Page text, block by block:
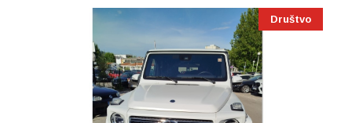
Društvo